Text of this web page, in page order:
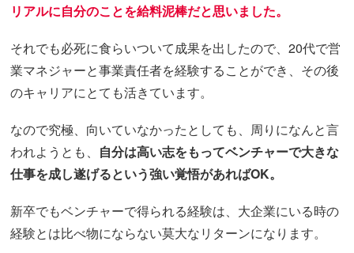
リアルに自分のことを給料泥棒だと思いました。
それでも必死に食らいついて成果を出したので、20代で営
業マネジャーと事業責任者を経験することができ、その後
のキャリアにとても活きています。
なので究極、向いていなかったとしても、周りになんと言
われようとも、 自分は高い志をもってベンチャーで大きな
仕事を成し遂げるという強い覚悟があればOK。
新卒でもベンチャーで得られる経験は、大企業にいる時の
経験とは比べ物にならない莫大なリターンになります。